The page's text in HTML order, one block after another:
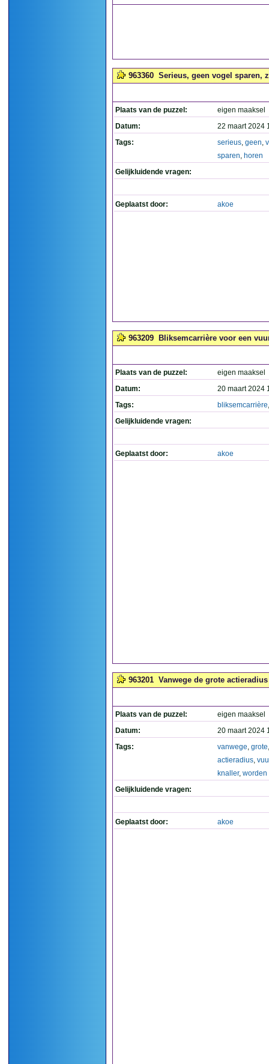
963360 Serieus, geen vogel sparen,
Plaats van de puzzel:
eigen maaksel
Datum:
22 maart 2024
Tags:
serieus, geen,
sparen, horen
Gelijkluidende vragen:
Geplaatst door: akoe
963209 Bliksemcarrière voor een
Plaats van de puzzel:
eigen maaksel
Datum:
20 maart 2024
Tags:
bliksemcarrière
Gelijkluidende vragen:
Geplaatst door: akoe
963201 Vanwege de grote
Plaats van de puzzel:
eigen maaksel
Datum:
20 maart 2024
Tags:
vanwege, grote,
actieradius,
knaller, worden
Gelijkluidende vragen:
Geplaatst door: akoe